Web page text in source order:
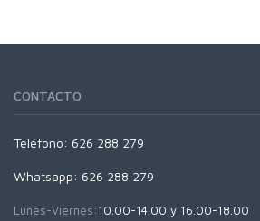
CONTACTO
Teléfono: 626 288 279
Whatsapp: 626 288 279
Lunes-Viernes:10.00-14.00 y 16.00-18.00